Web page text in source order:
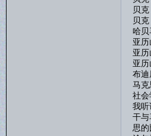
贝克
贝克
哈贝
亚历
亚历
亚历
布迪
马克
社会
我听
干与
思